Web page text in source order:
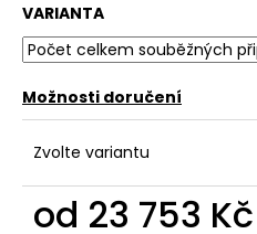
VARIANTA
Možnosti doručení
Zvolte variantu
od 23 753 Kč
D
o
p
o
u
č
u